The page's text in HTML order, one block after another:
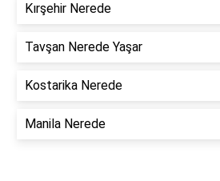
Kırşehir Nerede
Tavşan Nerede Yaşar
Kostarika Nerede
Manila Nerede